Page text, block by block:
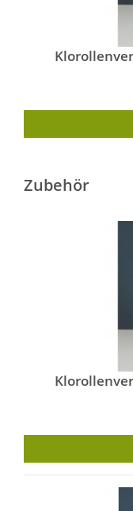
Zubehör